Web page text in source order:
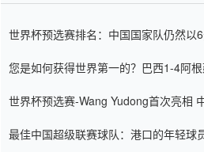
世界杯预选赛排名：中国国家队仍然以
您是如何获得世界第一的？巴西1-4阿
世界杯预选赛-Wang Yudong首次亮相
最佳中国超级联赛球队：港口的年轻球